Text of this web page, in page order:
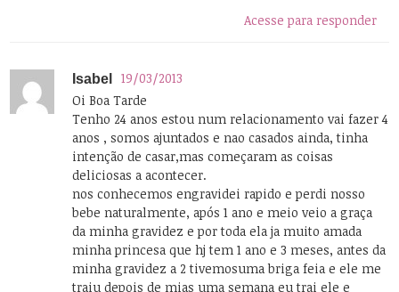
Acesse para responder
Isabel
19/03/2013
Oi Boa Tarde
Tenho 24 anos estou num relacionamento vai fazer 4
anos , somos ajuntados e nao casados ainda, tinha
intenção de casar,mas começaram as coisas
deliciosas a acontecer.
nos conhecemos engravidei rapido e perdi nosso
bebe naturalmente, após 1 ano e meio veio a graça
da minha gravidez e por toda ela ja muito amada
minha princesa que hj tem 1 ano e 3 meses, antes da
minha gravidez a 2 tivemosuma briga feia e ele me
traiu depois de mias uma semana eu trai ele e